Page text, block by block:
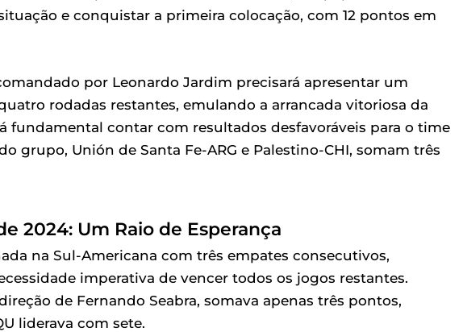
e conquistar a primeira colocação, com 12 pontos em
por Leonardo Jardim precisará apresentar um
rodadas restantes, emulando a arrancada vitoriosa da
fundamental contar com resultados desfavoráveis para o time
grupo, Unión de Santa Fe-ARG e Palestino-CHI, somam três
2024: Um Raio de Esperança
na Sul-Americana com três empates consecutivos,
imperativa de vencer todos os jogos restantes.
de Fernando Seabra, somava apenas três pontos,
liderava com sete.